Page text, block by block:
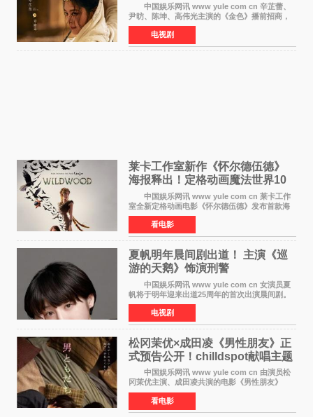
中国娱乐网讯 www yule com cn 辛芷蕾、
尹昉、陈坤、高伟光主演的《金色》播前招商，
预计8月腾讯视频开播。这部年代剧汇集了众多实
力派演员，阵容强大，引发了观众的广泛关
注。 《金色》
电视剧
莱卡工作室新作《怀尔德伍德》
海报释出！定格动画魔法世界10
月开启
中国娱乐网讯 www yule com cn 莱卡工作
室全新定格动画电影《怀尔德伍德》发布首款海
报，女孩为找回弟弟走入黑暗、宏大的林中魔法
世界，一场关于勇气与亲情的奇幻冒险即将展
开。 本片由特
看电影
夏帆明年晨间剧出道！ 主演《巡
游的天鹅》饰演刑警
中国娱乐网讯 www yule com cn 女演员夏
帆将于明年迎来出道25周年的首次出演晨间剧。
NHK于8月4日宣布她将出演明年（2027年度）上
半期的晨间剧《巡游的天鹅》，饰演与女主角森
田望智饰演的生
电视剧
松冈茉优×成田凌《男性朋友》正
式预告公开！chilldspot献唱主题
中国娱乐网讯 www yule com cn 由演员松
冈茉优主演、成田凌共演的电影《男性朋友》
（三岛有纪子执导，11月6日上映）于8月5日公开
正式视觉图与正式预告片。同时，三人乐队
chilldspot为该片创
看电影